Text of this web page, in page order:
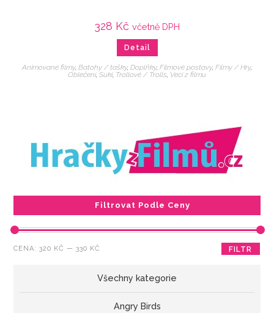
328 Kč včetně DPH
Detail
Animované filmy, Batohy / tašky, Doplňky, Filmové postavy, Filmy / Hry,
Oblečení, Suki, Trollové / Trolls, Veci z filmu
Filtrovat Podle Ceny
Minimální
Maximální
FILTR
CENA:320 KČ —330 KČ
Všechny kategorie
Angry Birds